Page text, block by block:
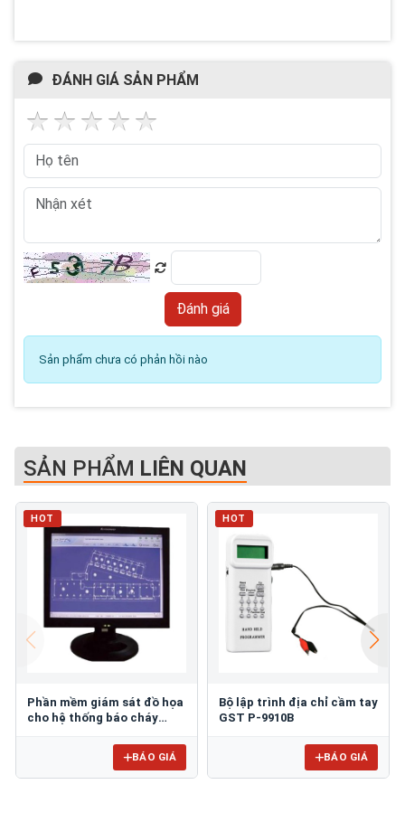
ĐÁNH GIÁ SẢN PHẨM
Sản phẩm chưa có phản hồi nào
SẢN PHẨM LIÊN QUAN
HOT
Phần mềm giám sát đồ họa
cho hệ thống báo cháy
BÁO GIÁ
HOT
Bộ lập trình địa chỉ cầm tay
GST P-9910B
BÁO GIÁ